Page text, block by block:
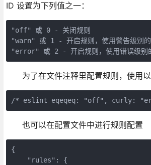
ID 设置为下列值之一：
"off" 或 0 - 关闭规则
"warn" 或 1 - 开启规则，使用警告级别
"error" 或 2 - 开启规则，使用错误级别
为了在文件注释里配置规则，使用以
/* eslint eqeqeq: "off", curly:
也可以在配置文件中进行规则配置
{
    "rules": {